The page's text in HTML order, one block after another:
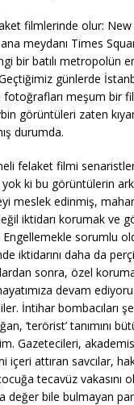
filmlerinde olur:
ana meydanı Times
bir batılı metropolün
günlerde
fotoğrafları meşum bir
görüntüleri zaten
durumda.
felaket filmi
ki bu görüntülerin
meslek edinmiş,
iktidarı korumak ve
Engellemekle sorumlu
iktidarını daha da
sonra, özel
devam
İntihar bombacıları
‘terörist’ tanımını
Gazetecileri,
içeri attıran savcılar,
tecavüz vakasını
değer bile bulmayan